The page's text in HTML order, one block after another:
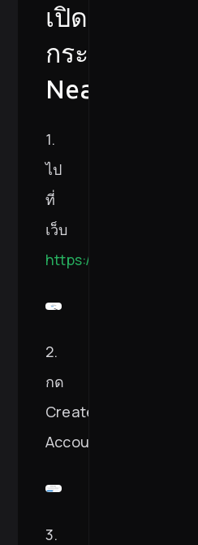
เปิด
กระเป๋า
Near
1.
ไป
ที่
เว็บ
https://wallet.near.org/
2.
กด
Create
Account
3.